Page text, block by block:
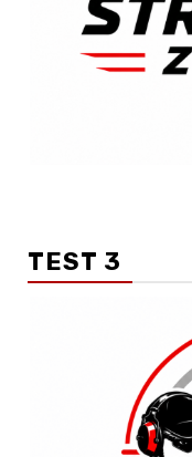
TEST 3